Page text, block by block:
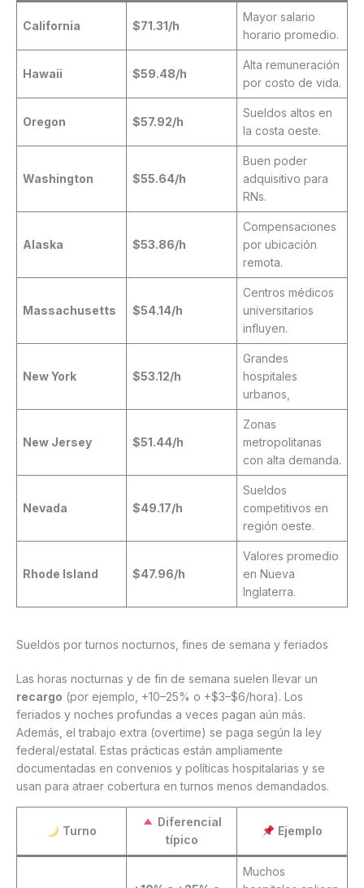
California $71.31/h
Mayor salario
horario promedio.
Hawaii $59.48/h
Alta remuneración
por costo de vida.
Oregon $57.92/h
Sueldos altos en
la costa oeste.
Washington $55.64/h
Buen poder
adquisitivo para
RNs.
Alaska $53.86/h
Compensaciones
por ubicación
remota.
Massachusetts $54.14/h
Centros médicos
universitarios
influyen.
New York $53.12/h
Grandes
hospitales
urbanos,
New Jersey $51.44/h
Zonas
metropolitanas
con alta demanda.
Nevada $49.17/h
Sueldos
competitivos en
región oeste.
Rhode Island $47.96/h
Valores promedio
en Nueva
Inglaterra.
Sueldos por turnos nocturnos, fines de semana y feriados
Las horas nocturnas y de fin de semana suelen llevar un
recargo (por ejemplo, +10–25% o +$3–$6/hora). Los
feriados y noches profundas a veces pagan aún más.
Además, el trabajo extra (overtime) se paga según la ley
federal/estatal. Estas prácticas están ampliamente
documentadas en convenios y políticas hospitalarias y se
usan para atraer cobertura en turnos menos demandados.
Turno
Diferencial
típico
Ejemplo
Muchos